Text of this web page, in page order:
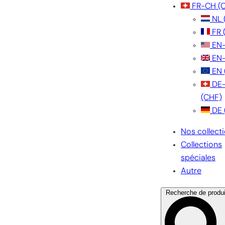
FR-CH
NL
FR
EN
(CHF)
DE
Nos
Collections
spéciales
Autre
Recherche de